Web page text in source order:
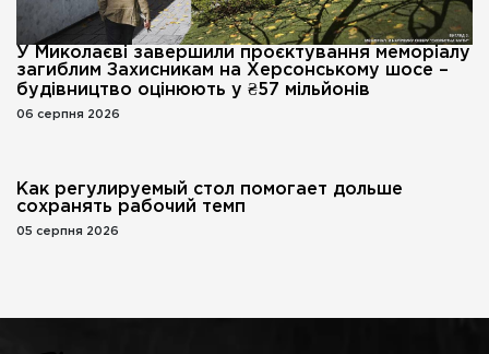
У Миколаєві завершили проєктування меморіалу
загиблим Захисникам на Херсонському шосе –
будівництво оцінюють у ₴57 мільйонів
06 серпня 2026
Как регулируемый стол помогает дольше
сохранять рабочий темп
05 серпня 2026